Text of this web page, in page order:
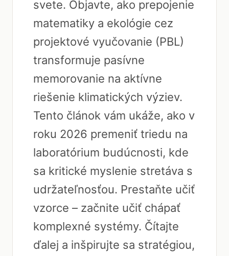
svete. Objavte, ako prepojenie
matematiky a ekológie cez
projektové vyučovanie (PBL)
transformuje pasívne
memorovanie na aktívne
riešenie klimatických výziev.
Tento článok vám ukáže, ako v
roku 2026 premeniť triedu na
laboratórium budúcnosti, kde
sa kritické myslenie stretáva s
udržateľnosťou. Prestaňte učiť
vzorce – začnite učiť chápať
komplexné systémy. Čítajte
ďalej a inšpirujte sa stratégiou,